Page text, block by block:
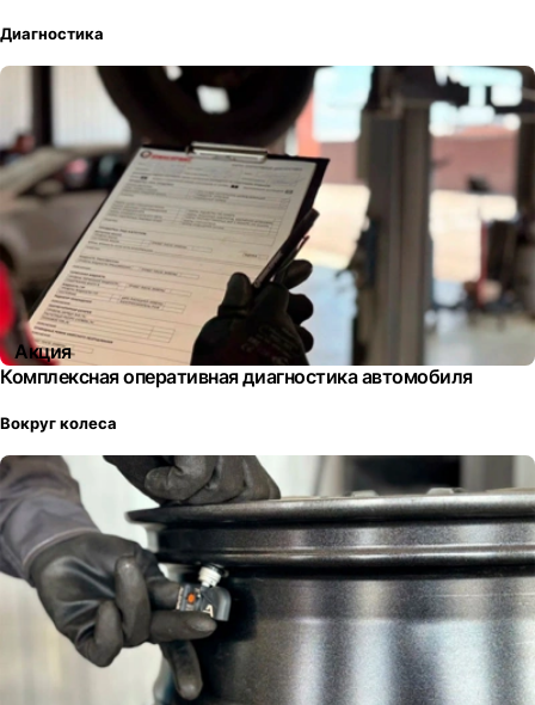
Диагностика
Акция
Комплексная оперативная диагностика автомобиля
Вокруг колеса